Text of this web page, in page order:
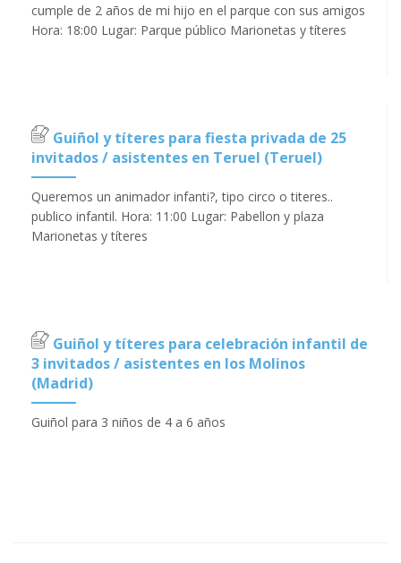
cumple de 2 años de mi hijo en el parque con sus amigos
Hora: 18:00 Lugar: Parque público Marionetas y títeres
Guiñol y títeres para fiesta privada de 25
invitados / asistentes en Teruel (Teruel)
Queremos un animador infanti?, tipo circo o titeres..
publico infantil. Hora: 11:00 Lugar: Pabellon y plaza
Marionetas y títeres
Guiñol y títeres para celebración infantil de
3 invitados / asistentes en los Molinos
(Madrid)
Guiñol para 3 niños de 4 a 6 años